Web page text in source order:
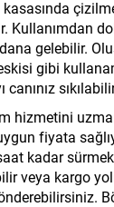
Kullanımdan
gelebilir.
gibi
hizmetini
fiyata
kadar
veya kargo